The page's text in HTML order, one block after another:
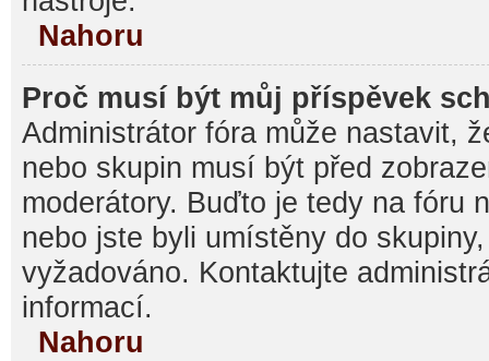
Nahoru
Proč musí být můj příspěvek
Administrátor fóra může nastavit,
nebo skupin musí být před
moderátory. Buďto je tedy na fóru
nebo jste byli umístěny do
vyžadováno. Kontaktujte
informací.
Nahoru